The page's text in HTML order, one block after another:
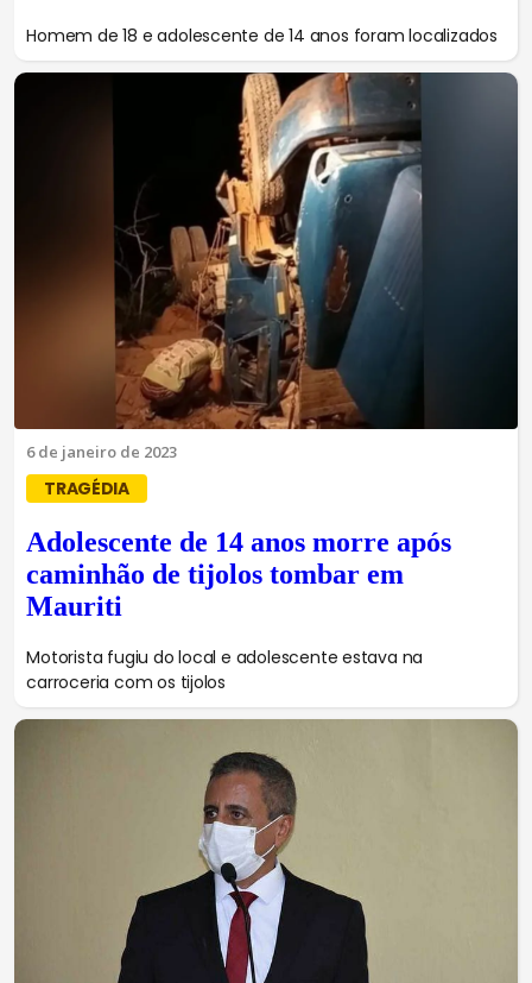
Homem de 18 e adolescente de 14 anos foram localizados
6 de janeiro de 2023
TRAGÉDIA
Adolescente de 14 anos morre após
caminhão de tijolos tombar em
Mauriti
Motorista fugiu do local e adolescente estava na
carroceria com os tijolos